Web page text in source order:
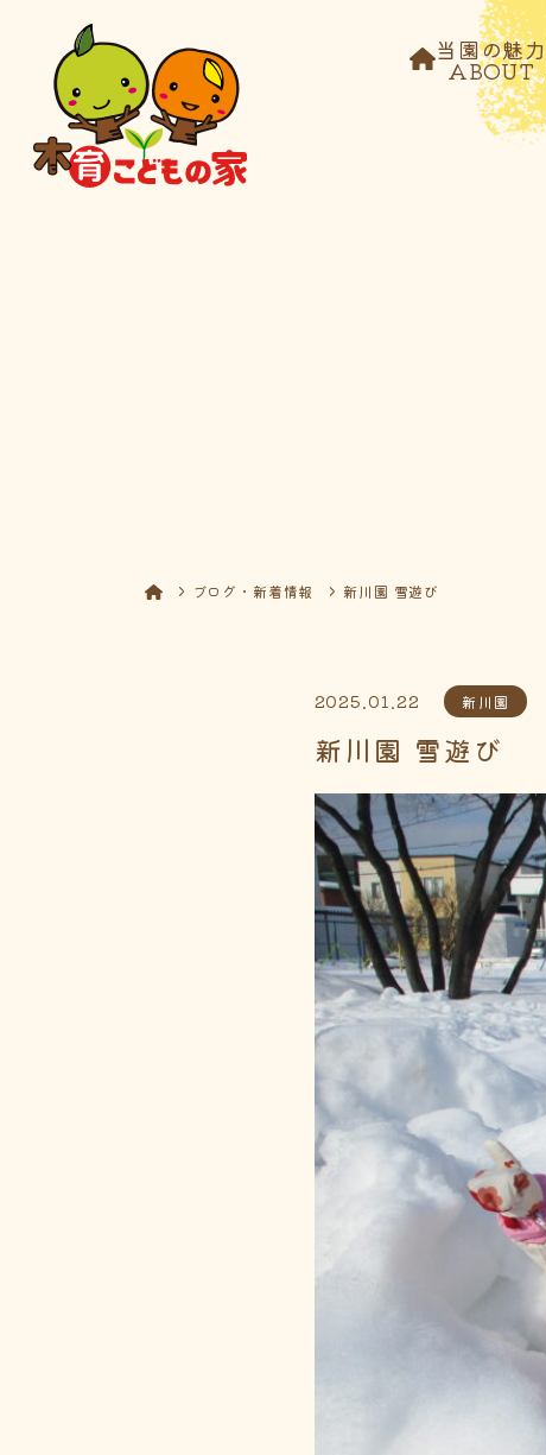
当園の魅力
ABOUT
ブログ・新着情報 新川園 雪遊び
2025.01.22 新川園
新川園 雪遊び